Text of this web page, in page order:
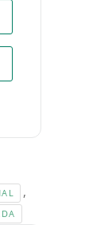
,